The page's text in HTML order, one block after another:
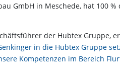
GmbH in Meschede, hat 100
der Hubtex Gruppe,
in die Hubtex Gruppe
Kompetenzen im Bereich